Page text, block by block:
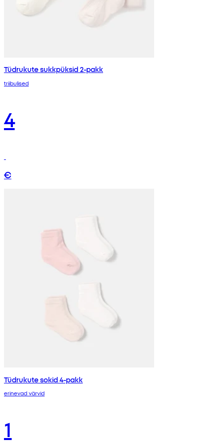
Tüdrukute sukkpüksid 2-pakk
triibulised
4
€
Tüdrukute sokid 4-pakk
erinevad värvid
1